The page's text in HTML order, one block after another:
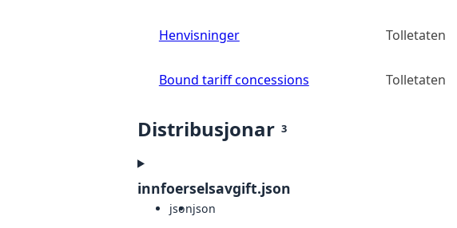
Henvisninger Tolletaten
Bound tariff concessions Tolletaten
Distribusjonar 3
innfoerselsavgift.json
jsonjson